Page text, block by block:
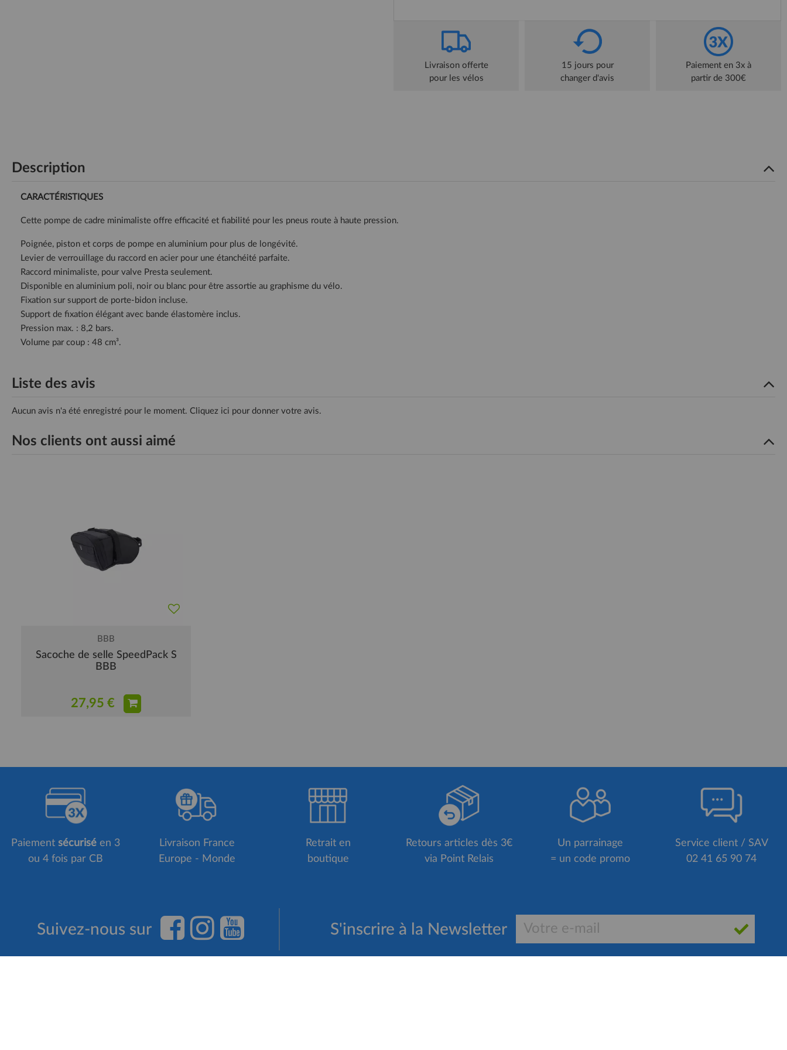
Livraison offerte
pour les vélos
15 jours pour
changer d'avis
Paiement en 3x à
partir de 300€
Description
CARACTÉRISTIQUES
Cette pompe de cadre minimaliste offre efficacité et fiabilité pour les pneus route à haute pression.
Poignée, piston et corps de pompe en aluminium pour plus de longévité.
Levier de verrouillage du raccord en acier pour une étanchéité parfaite.
Raccord minimaliste, pour valve Presta seulement.
Disponible en aluminium poli, noir ou blanc pour être assortie au graphisme du vélo.
Fixation sur support de porte-bidon incluse.
Support de fixation élégant avec bande élastomère inclus.
Pression max. : 8,2 bars.
Volume par coup : 48 cm³.
Liste des avis
Aucun avis n'a été enregistré pour le moment. Cliquez ici pour donner votre avis.
Nos clients ont aussi aimé
BBB
Sacoche de selle SpeedPack S
BBB
27,95 €
Paiement sécurisé en 3
ou 4 fois par CB
Livraison France
Europe - Monde
Retrait en
boutique
Retours articles dès 3€
via Point Relais
Un parrainage
= un code promo
Service client / SAV
02 41 65 90 74
Suivez-nous sur S'inscrire à la Newsletter